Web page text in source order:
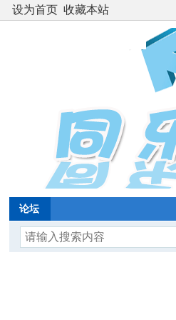
设为首页 收藏本站
论坛